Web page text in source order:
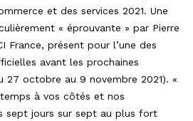
et des services 2021. Une
« éprouvante » par Pierre
France, présent pour l’une des
avant les prochaines
27 octobre au 9 novembre 2021). «
à vos côtés et nos
sept jours sur sept au plus fort